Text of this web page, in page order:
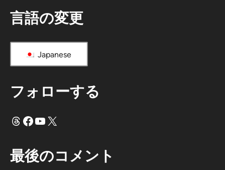
言語の変更
Japanese
フォローする
スレッド フェイスブックユーチューブX
最後のコメント